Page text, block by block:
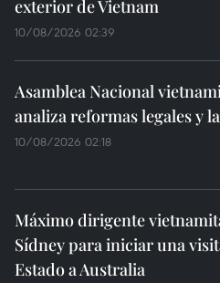
exterior de Vietnam
10/08/2026 02:39
Asamblea Nacional
analiza reformas legales y
10/08/2026 02:18
Máximo dirigente
Sídney para iniciar una
Estado a Australia